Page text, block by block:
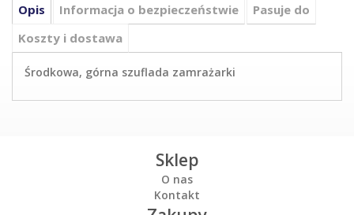
Opis Informacja o bezpieczeństwie
Pasuje do
Koszty i dostawa
Środkowa, górna szuflada zamrażarki
Sklep
O nas
Kontakt